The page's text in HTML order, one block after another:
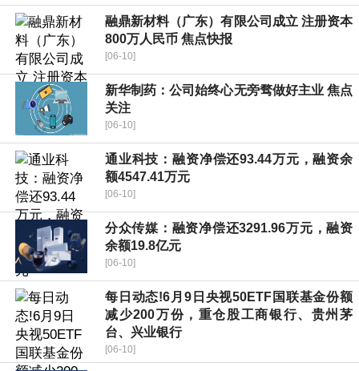
融鼎新材料（广东）有限公司成立 注册资本
800万人民币 焦点快报
[06-10]
新华制药：公司始终心无旁骛做好主业 焦点
关注
[06-10]
通业科技：融资净偿还93.44万元，融资余
额4547.41万元
[06-10]
分众传媒：融资净偿还3291.96万元，融资
余额19.8亿元
[06-10]
每日动态!6月9日央视50ETF国联基金份额
减少200万份，重仓股工商银行、贵州茅
台、兴业银行
[06-10]